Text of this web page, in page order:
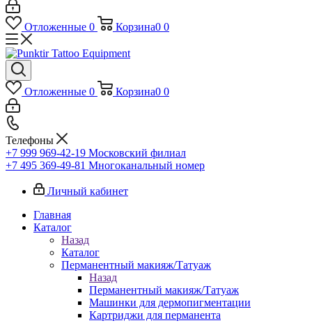
Отложенные 0 Корзина0 0
Отложенные 0 Корзина0 0
Телефоны
+7 999 969-42-19 Московский филиал
+7 495 369-49-81 Многоканальный номер
Личный кабинет
Главная
Каталог
Назад
Каталог
Перманентный макияж/Татуаж
Назад
Перманентный макияж/Татуаж
Машинки для дермопигментации
Картриджи для перманента